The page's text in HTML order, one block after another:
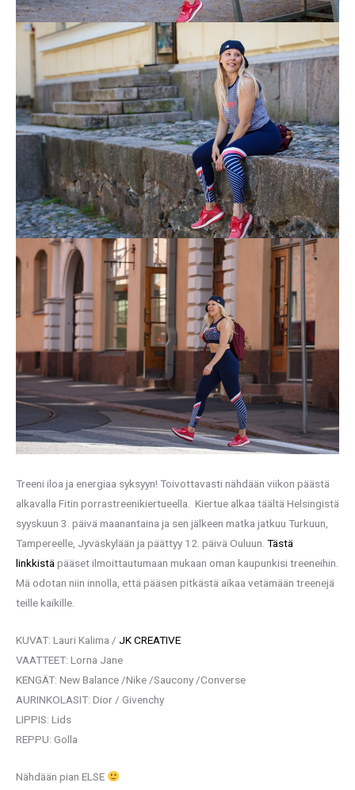
Treeni iloa ja energiaa syksyyn! Toivottavasti nähdään viikon päästä
alkavalla Fitin porrastreenikiertueella. Kiertue alkaa täältä Helsingistä
syyskuun 3. päivä maanantaina ja sen jälkeen matka jatkuu Turkuun,
Tampereelle, Jyväskylään ja päättyy 12. päivä Ouluun. Tästä
linkkistäpääset ilmoittautumaan mukaan oman kaupunkisi treeneihin.
Mä odotan niin innolla, että pääsen pitkästä aikaa vetämään treenejä
teille kaikille.
KUVAT: Lauri Kalima / JK CREATIVE
VAATTEET: Lorna Jane
KENGÄT: New Balance /Nike /Saucony /Converse
AURINKOLASIT: Dior / Givenchy
LIPPIS: Lids
REPPU: Golla
Nähdään pian ELSE